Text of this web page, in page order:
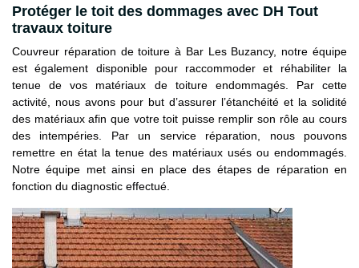
Protéger le toit des dommages avec DH Tout
travaux toiture
Couvreur réparation de toiture à Bar Les Buzancy, notre équipe
est également disponible pour raccommoder et réhabiliter la
tenue de vos matériaux de toiture endommagés. Par cette
activité, nous avons pour but d’assurer l’étanchéité et la solidité
des matériaux afin que votre toit puisse remplir son rôle au cours
des intempéries. Par un service réparation, nous pouvons
remettre en état la tenue des matériaux usés ou endommagés.
Notre équipe met ainsi en place des étapes de réparation en
fonction du diagnostic effectué.